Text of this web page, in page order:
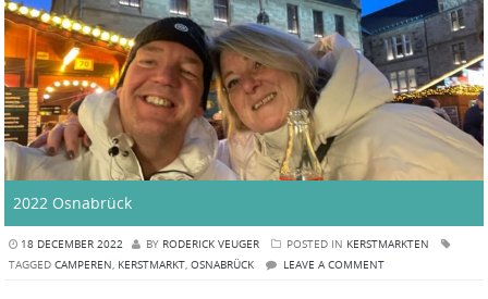
2022 Osnabrück
18 DECEMBER 2022 BY RODERICK VEUGER POSTED IN KERSTMARKTEN
TAGGED CAMPEREN, KERSTMARKT, OSNABRÜCK LEAVE A COMMENT